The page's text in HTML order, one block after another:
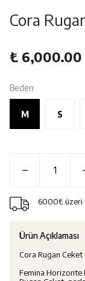
Cora
₺ 6,000.00
Beden
M S
6000₺ üzeri
Ürün Açıklaması
Cora Rugan Ceket
Femina Horizonte